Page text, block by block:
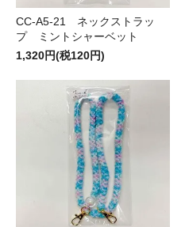
CC-A5-21 ネックストラッ
プ ミントシャーベット
1,320円(税120円)